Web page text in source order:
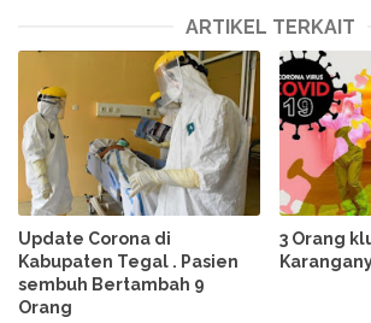
ARTIKEL TERKAIT
Update Corona di
Kabupaten Tegal . Pasien
sembuh Bertambah 9
Orang
3 Orang